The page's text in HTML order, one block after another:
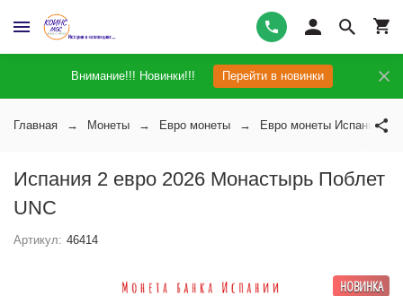
Внимание!!! Новинки!!! Перейти в новинки
Главная Монеты Евро монеты Евро монеты Испании
Испания 2 евро 2026 Монастырь Поблет
UNC
Артикул: 46414
НОВИНКА